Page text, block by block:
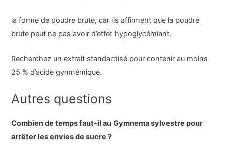
la forme de poudre brute, car ils affirment que la poudre
brute peut ne pas avoir d’effet hypoglycémiant.
Recherchez un extrait standardisé pour contenir au moins
25 % d’acide gymnémique.
Autres questions
Combien de temps faut-il au Gymnema sylvestre pour
arrêter les envies de sucre ?